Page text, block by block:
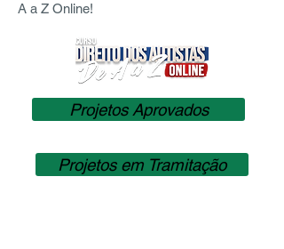
A a Z Online!
Projetos Aprovados
Projetos em Tramitação